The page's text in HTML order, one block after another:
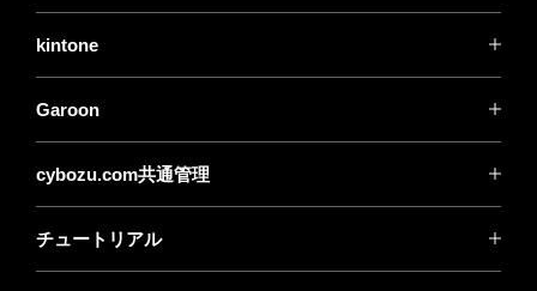
kintone
Garoon
cybozu.com共通管理
チュートリアル